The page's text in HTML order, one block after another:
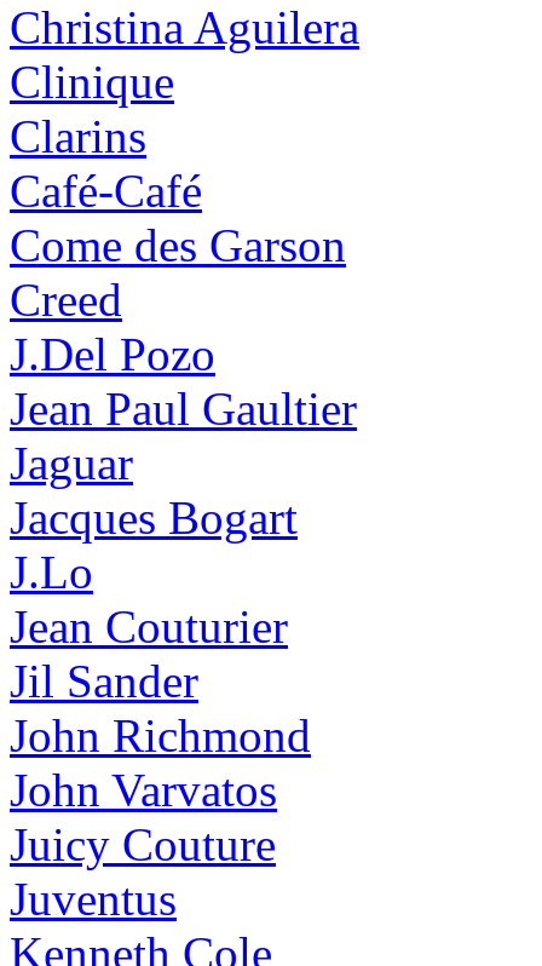
Christina Aguilera
Clinique
Clarins
Café-Café
Come des Garson
Creed
J.Del Pozo
Jean Paul Gaultier
Jaguar
Jacques Bogart
J.Lo
Jean Couturier
Jil Sander
John Richmond
John Varvatos
Juicy Couture
Juventus
Kenneth Cole